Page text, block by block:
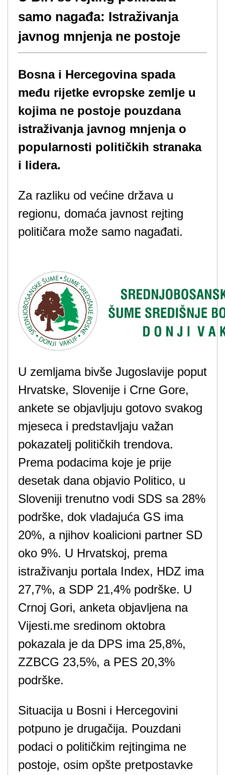
samo nagađa: Istraživanja
javnog mnjenja ne postoje
Bosna i Hercegovina spada
među rijetke evropske zemlje u
kojima ne postoje pouzdana
istraživanja javnog mnjenja o
popularnosti političkih stranaka
i lidera.
Za razliku od većine država u
regionu, domaća javnost rejting
političara može samo nagađati.
U zemljama bivše Jugoslavije poput
Hrvatske, Slovenije i Crne Gore,
ankete se objavljuju gotovo svakog
mjeseca i predstavljaju važan
pokazatelj političkih trendova.
Prema podacima koje je prije
desetak dana objavio Politico, u
Sloveniji trenutno vodi SDS sa 28%
podrške, dok vladajuća GS ima
20%, a njihov koalicioni partner SD
oko 9%. U Hrvatskoj, prema
istraživanju portala Index, HDZ ima
27,7%, a SDP 21,4% podrške. U
Crnoj Gori, anketa objavljena na
Vijesti.me sredinom oktobra
pokazala je da DPS ima 25,8%,
ZZBCG 23,5%, a PES 20,3%
podrške.
Situacija u Bosni i Hercegovini
potpuno je drugačija. Pouzdani
podaci o političkim rejtingima ne
postoje, osim opšte pretpostavke